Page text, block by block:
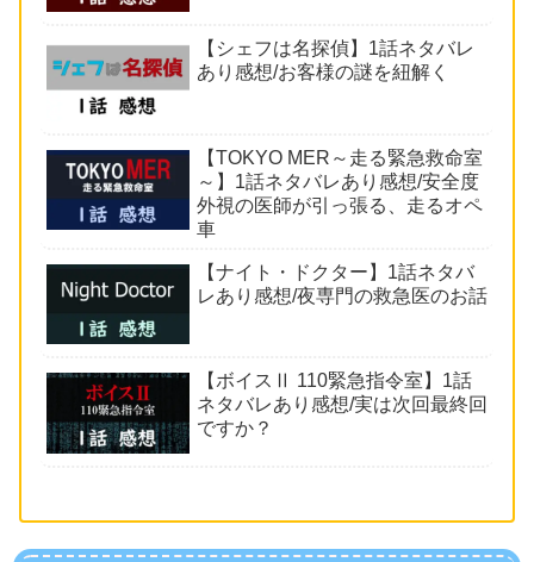
【シェフは名探偵】1話ネタバレ
あり感想/お客様の謎を紐解く
【TOKYO MER～走る緊急救命室
～】1話ネタバレあり感想/安全度
外視の医師が引っ張る、走るオペ
車
【ナイト・ドクター】1話ネタバ
レあり感想/夜専門の救急医のお話
【ボイスⅡ 110緊急指令室】1話
ネタバレあり感想/実は次回最終回
ですか？